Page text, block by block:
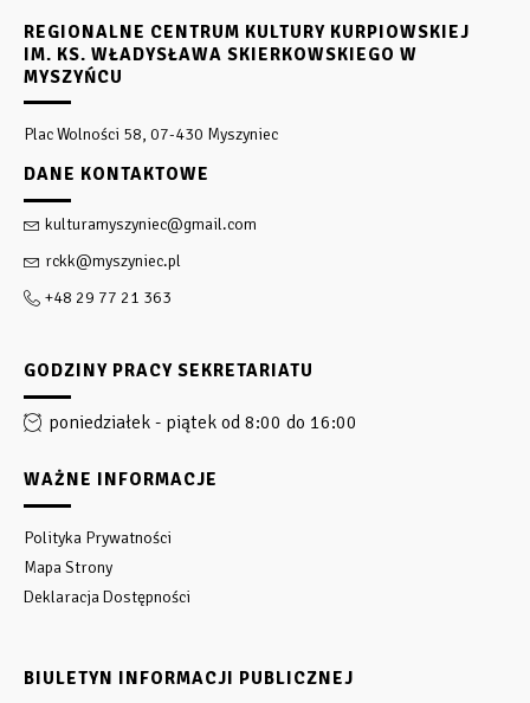
REGIONALNE CENTRUM KULTURY KURPIOWSKIEJ
IM. KS. WŁADYSŁAWA SKIERKOWSKIEGO W
MYSZYŃCU
Plac Wolności 58, 07-430 Myszyniec
DANE KONTAKTOWE
kulturamyszyniec@gmail.com
rckk@myszyniec.pl
+48 29 77 21 363
GODZINY PRACY SEKRETARIATU
poniedziałek - piątek od 8:00 do 16:00
WAŻNE INFORMACJE
Polityka Prywatności
Mapa Strony
Deklaracja Dostępności
BIULETYN INFORMACJI PUBLICZNEJ